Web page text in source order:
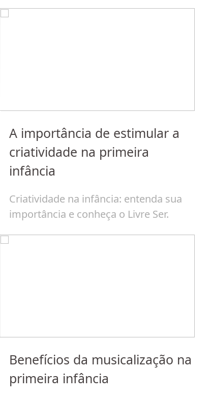
A importância de estimular a
criatividade na primeira
infância
Criatividade na infância: entenda sua
importância e conheça o Livre Ser.
Benefícios da musicalização na
primeira infância